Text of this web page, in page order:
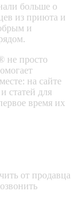
больше о
из приюта и
и
не просто
на сайте
статей для
время их
от продавца